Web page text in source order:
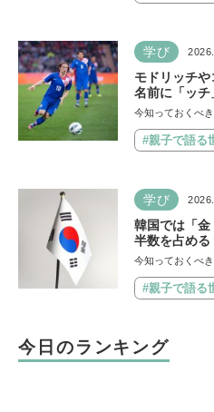
学び
モドリッチ
名前に「ッチ
【親子で語
今知っておくべ
#親子で語る
学び
韓国では「
半数を占める
ぜ？ 【親子
今知っておくべ
#親子で語る
今日のランキング